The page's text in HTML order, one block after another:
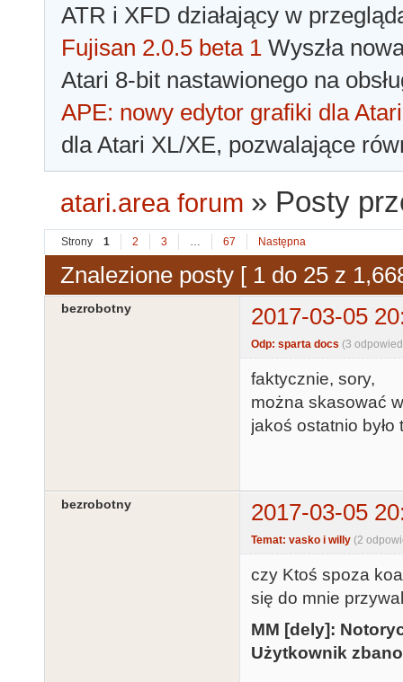
ATR i XFD działający w
Fujisan 2.0.5 beta 1 Wyszła
Atari 8-bit nastawionego na
APE: nowy edytor grafiki dla Atari
dla Atari XL/XE, pozwalające
atari.area forum » Posty
Strony 1 2 3 … 67 Następna
Znalezione posty [ 1 do 25 z
bezrobotny 2017-03-05
Odp: sparta docs (3
faktycznie, sory,
można skasować
jakoś ostatnio
bezrobotny 2017-03-05
Temat: vasko i willy (2
czy Ktoś spoza
się do mnie
MM [dely]:
Użytkownik